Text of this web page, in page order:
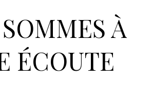
À
ÉCOUTE